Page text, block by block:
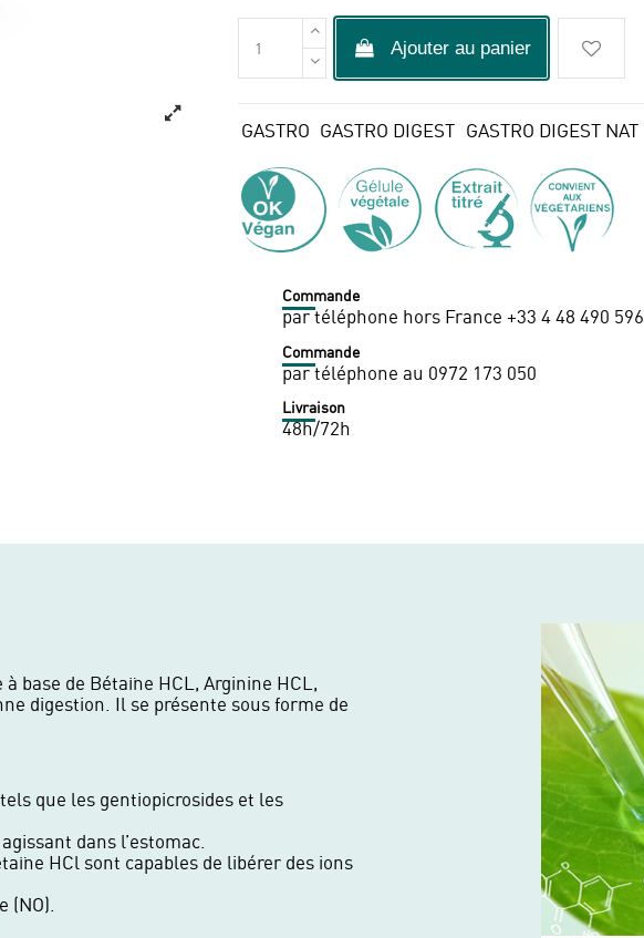
Ajouter au panier
GASTRO GASTRO DIGEST GASTRO DIGEST NAT
Commande
par téléphone hors France +33 4 48 490 596
Commande
par téléphone au 0972 173 050
Livraison
48h/72h
base de Bétaïne HCL, Arginine HCL,
digestion. Il se présente sous forme de
que les gentiopicrosides et les
dans l’estomac.
HCl sont capables de libérer des ions